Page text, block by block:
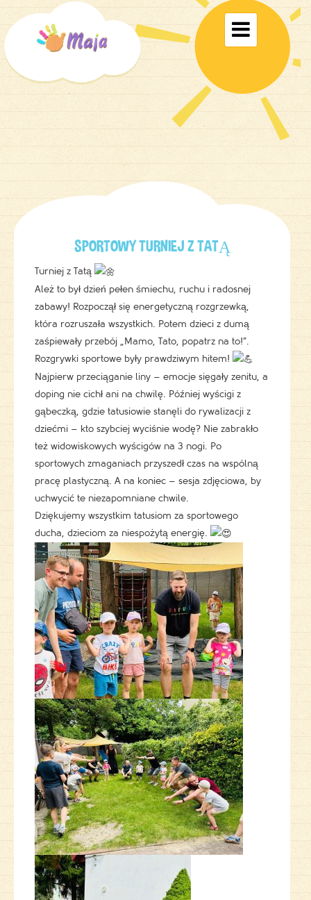
Toggle

SPORTOWY TURNIEJ Z TATĄ
Turniej z Tatą
Ależ to był dzień pełen śmiechu, ruchu i radosnej
zabawy! Rozpoczął się energetyczną rozgrzewką,
która rozruszała wszystkich. Potem dzieci z dumą
zaśpiewały przebój „Mamo, Tato, popatrz na to!”.
Rozgrywki sportowe były prawdziwym hitem!
Najpierw przeciąganie liny – emocje sięgały zenitu, a
doping nie cichł ani na chwilę. Później wyścigi z
gąbeczką, gdzie tatusiowie stanęli do rywalizacji z
dziećmi – kto szybciej wyciśnie wodę? Nie zabrakło
też widowiskowych wyścigów na 3 nogi. Po
sportowych zmaganiach przyszedł czas na wspólną
pracę plastyczną. A na koniec – sesja zdjęciowa, by
uchwycić te niezapomniane chwile.
Dziękujemy wszystkim tatusiom za sportowego
ducha, dzieciom za niespożytą energię.